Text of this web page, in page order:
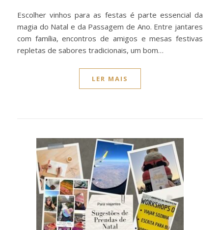
Escolher vinhos para as festas é parte essencial da
magia do Natal e da Passagem de Ano. Entre jantares
com família, encontros de amigos e mesas festivas
repletas de sabores tradicionais, um bom…
LER MAIS